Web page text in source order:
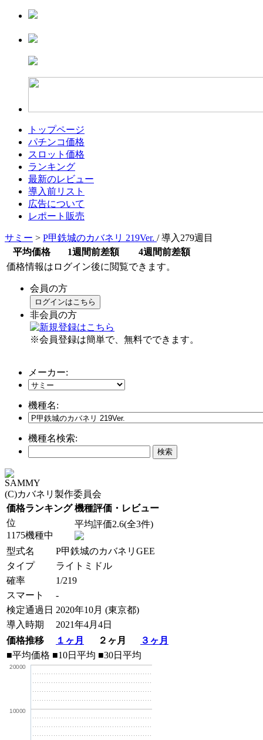
トップページ
パチンコ価格
スロット価格
ランキング
最新のレビュー
導入前リスト
広告について
レポート販売
サミー > P甲鉄城のカバネリ 219Ver. / 導入279週目
平均価格
1週間前差額
4週間前差額
価格情報はログイン後に閲覧できます。
会員の方
ログインはこちら
非会員の方
※会員登録は簡単で、無料でできます。
メーカー:
機種名:
機種名検索:
SAMMY
(C)カバネリ製作委員会
価格ランキング 機種評価・レビュー
位
1175機種中
平均評価2.6(全3件)
型式名
P甲鉄城のカバネリGEE
タイプ
ライトミドル
確率
1/219
スマート
-
検定通過日 2020年10月 (東京都)
導入時期
2021年4月4日
価格推移
１ヶ月 ２ヶ月
３ヶ月
■平均価格 ■10日平均 ■30日平均
10000
20000